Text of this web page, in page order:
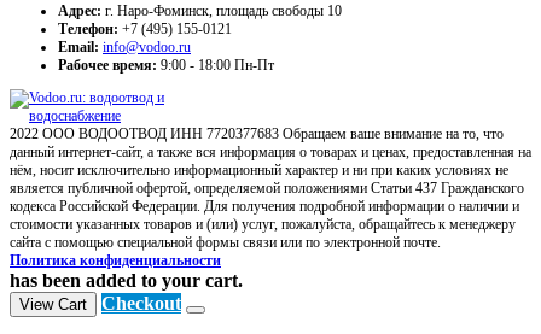
Адрес: г. Наро-Фоминск, площадь свободы 10
Телефон: +7 (495) 155-0121
Email: info@vodoo.ru
Рабочее время: 9:00 - 18:00 Пн-Пт
2022 ООО ВОДООТВОД ИНН 7720377683 Обращаем ваше внимание на то, что
данный интернет-сайт, а также вся информация о товарах и ценах, предоставленная на
нём, носит исключительно информационный характер и ни при каких условиях не
является публичной офертой, определяемой положениями Статьи 437 Гражданского
кодекса Российской Федерации. Для получения подробной информации о наличии и
стоимости указанных товаров и (или) услуг, пожалуйста, обращайтесь к менеджеру
сайта с помощью специальной формы связи или по электронной почте.
Политика конфиденциальности
has been added to your cart.
View Cart Checkout